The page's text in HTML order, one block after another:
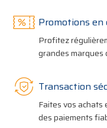
Promotions en
Profitez
grandes marques
Transaction
Faites vos achats
des paiements